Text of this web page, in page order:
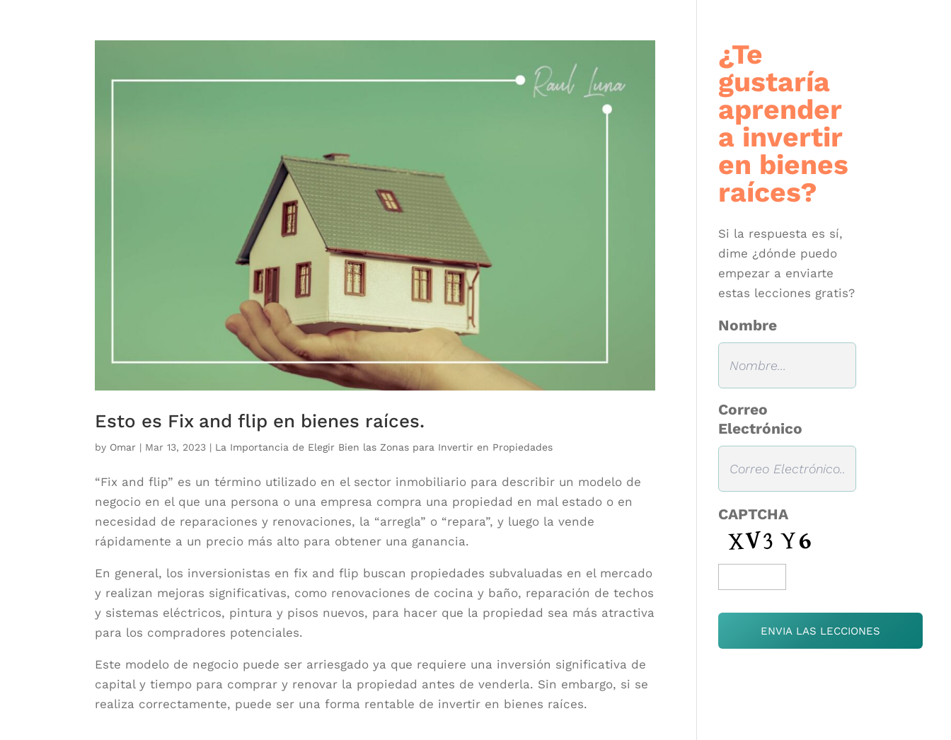
Esto es Fix and flip en bienes raíces.
by Omar | Mar 13, 2023 | La Importancia de Elegir Bien las Zonas para Invertir en Propiedades
“Fix and flip” es un término utilizado en el sector inmobiliario para describir un modelo de
negocio en el que una persona o una empresa compra una propiedad en mal estado o en
necesidad de reparaciones y renovaciones, la “arregla” o “repara”, y luego la vende
rápidamente a un precio más alto para obtener una ganancia.
En general, los inversionistas en fix and flip buscan propiedades subvaluadas en el mercado
y realizan mejoras significativas, como renovaciones de cocina y baño, reparación de techos
y sistemas eléctricos, pintura y pisos nuevos, para hacer que la propiedad sea más atractiva
para los compradores potenciales.
Este modelo de negocio puede ser arriesgado ya que requiere una inversión significativa de
capital y tiempo para comprar y renovar la propiedad antes de venderla. Sin embargo, si se
realiza correctamente, puede ser una forma rentable de invertir en bienes raíces.
¿Te
gustaría
aprender
a invertir
en bienes
raíces?
Si la respuesta es sí,
dime ¿dónde puedo
empezar a enviarte
estas lecciones gratis?
Nombre
Correo
Electrónico
CAPTCHA